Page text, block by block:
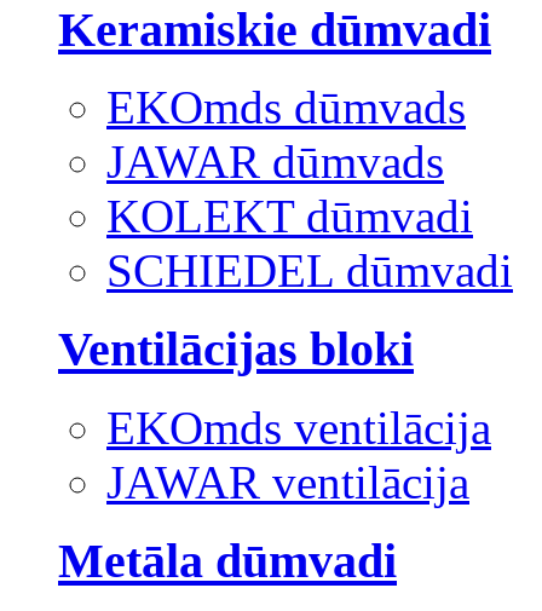
Keramiskie dūmvadi
EKOmds dūmvads
JAWAR dūmvads
KOLEKT dūmvadi
SCHIEDEL dūmvadi
Ventilācijas bloki
EKOmds ventilācija
JAWAR ventilācija
Metāla dūmvadi